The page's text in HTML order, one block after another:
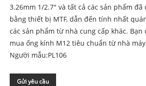
3.26mm 1/2.7" và tất cả các sản phẩm
bằng thiết bị MTF, dẫn đến tính nhất
các sản phẩm từ nhà cung cấp khác. Bạn
mua ống kính M12 tiêu chuẩn từ nhà
Người mẫu:PL106
Gửi yêu cầu